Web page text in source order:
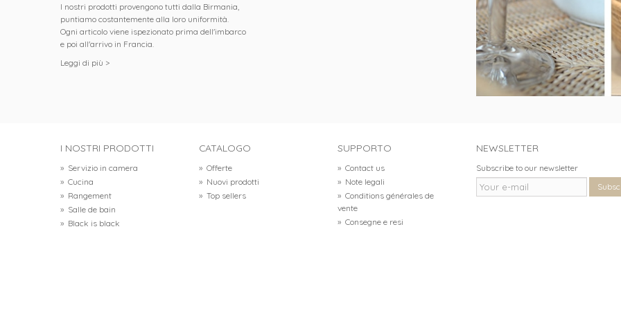
I nostri prodotti provengono tutti dalla Birmania,
puntiamo costantemente alla loro uniformità.
Ogni articolo viene ispezionato prima dell'imbarco
e poi all'arrivo in Francia.
Leggi di più >
I NOSTRI PRODOTTI
» Servizio in camera
» Cucina
» Rangement
» Salle de bain
» Black is black
CATALOGO
» Offerte
» Nuovi prodotti
» Top sellers
SUPPORTO
» Contact us
» Note legali
» Conditions générales de
vente
» Consegne e resi
NEWSLETTER
Subscribe to our newsletter